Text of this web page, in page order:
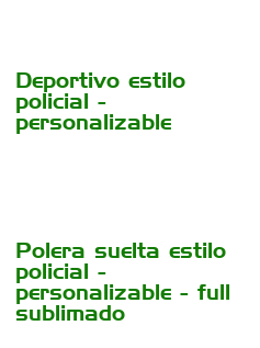
Deportivo estilo
policial -
personalizable
Polera suelta estilo
policial -
personalizable - full
sublimado